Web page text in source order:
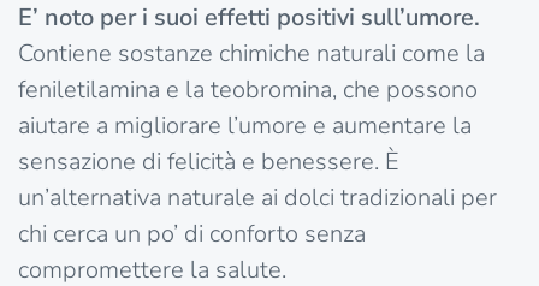
E’ noto per i suoi effetti positivi sull’umore.
Contiene sostanze chimiche naturali come la
feniletilamina e la teobromina, che possono
aiutare a migliorare l’umore e aumentare la
sensazione di felicità e benessere. È
un’alternativa naturale ai dolci tradizionali per
chi cerca un po’ di conforto senza
compromettere la salute.